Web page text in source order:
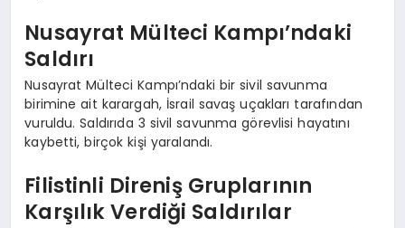
Nusayrat Mülteci Kampı’ndaki
Saldırı
Nusayrat Mülteci Kampı’ndaki bir sivil savunma
birimine ait karargah, İsrail savaş uçakları tarafından
vuruldu. Saldırıda 3 sivil savunma görevlisi hayatını
kaybetti, birçok kişi yaralandı.
Filistinli Direniş Gruplarının
Karşılık Verdiği Saldırılar